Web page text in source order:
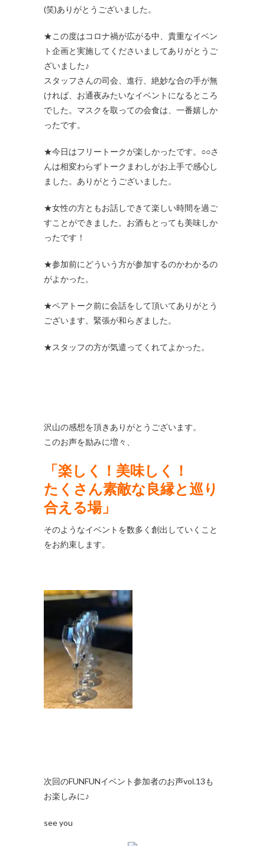
(笑)ありがとうございました。
★この度はコロナ禍が広がる中、貴重なイベン
ト企画と実施してくださいましてありがとうご
ざいました♪
スタッフさんの司会、進行、絶妙な合の手が無
ければ、お通夜みたいなイベントになるところ
でした。マスクを取っての会食は、一番嬉しか
ったです。
★今日はフリートークが楽しかったです。○○さ
んは相変わらずトークまわしがお上手で感心し
ました。ありがとうございました。
★女性の方ともお話しできて楽しい時間を過ご
すことができました。お酒もとっても美味しか
ったです！
★参加前にどういう方が参加するのかわかるの
がよかった。
★ペアトーク前に会話をして頂いてありがとう
ございます。緊張が和らぎました。
★スタッフの方が気遣ってくれてよかった。
沢山の感想を頂きありがとうございます。
このお声を励みに増々、
「楽しく！美味しく！
たくさん素敵な良縁と巡り
合える場」
そのようなイベントを数多く創出していくこと
をお約束します。
次回のFUNFUNイベント参加者のお声vol.13も
お楽しみに♪
see you